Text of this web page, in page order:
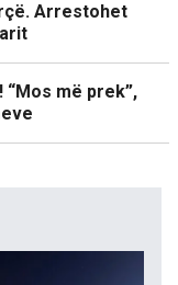
Arrestohet
më prek”,